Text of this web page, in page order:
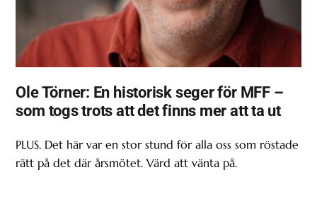
Ole Törner: En historisk seger för MFF –
som togs trots att det finns mer att ta ut
PLUS. Det här var en stor stund för alla oss som röstade
rätt på det där årsmötet. Värd att vänta på.